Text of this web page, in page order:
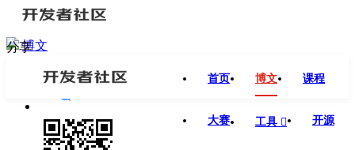
博文
首页 博文 课程
大赛 工具  开源
分享